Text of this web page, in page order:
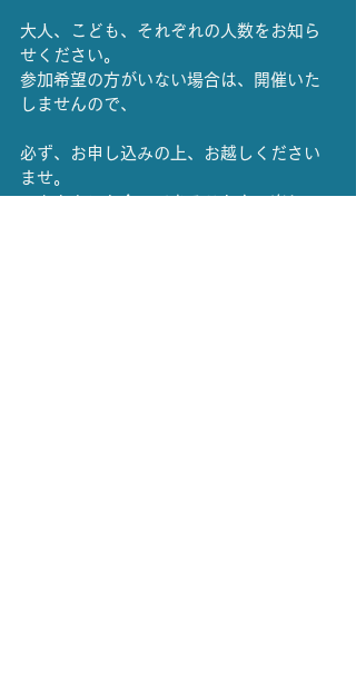
大人、こども、それぞれの人数をお知ら
せください。
参加希望の方がいない場合は、開催いた
しませんので、
必ず、お申し込みの上、お越しください
ませ。